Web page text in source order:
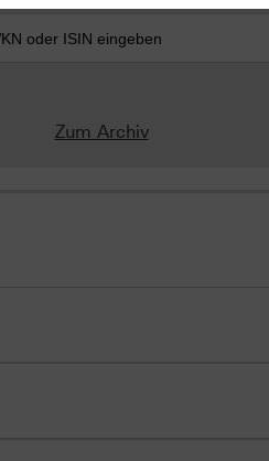
Zum Archiv